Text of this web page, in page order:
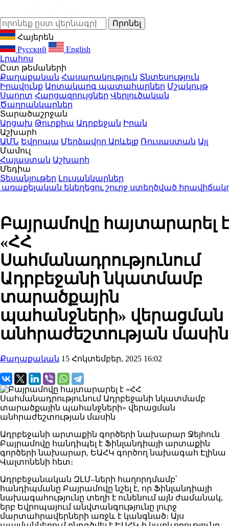
Հայերեն
Русский
English
Լրահոս
Ըստ թեմաների
Քաղաքական Հասարակություն Տնտեսություն
Իրավունք Արտակարգ պատահարներ Մշակույթ
Սպորտ Հարցազրույցներ Վերլուծական
Ծաղրանկարներ
Տարածաշրջան
Արցախ Թուրքիա Ադրբեջան Իրան
Աշխարհ
ԱՄՆ Եվրոպա Մերձավոր Արևելք Ռուսաստան Այլ
Մամուլ
Հայաստան Աշխարհ
Մեդիա
Տեսանյութեր Լուսանկարներ
եկեղեցու շուրջ ստեղծված իրավիճակով
Բայրամովը հայտարարել է
«ՀՀ
Սահմանադրությունում
Ադրբեջանի նկատմամբ
տարածքային
պահանջների» վերացման
անհրաժեշտության մասին
Քաղաքական 15 Հոկտեմբեր, 2025 16:02
Ադրբեջանի արտաքին գործերի նախարար Ջեյհուն
Բայրամովը հանդիպել է Ֆինլանդիայի արտաքին
գործերի նախարար, ԵԱՀԿ գործող նախագահ Էլինա
Վալտոնենի հետ։
Ադրբեջանական ԶԼՄ–ների հաղորդմամբ՝
հանդիպմանը Բայրամովը նշել է, որ Ֆինլանդիայի
նախագահությունը տեղի է ունենում այն ​​ժամանակ,
երբ Եվրոպայում անվտանգությունը լուրջ
մարտահրավերների առջև է կանգնած։ Այս